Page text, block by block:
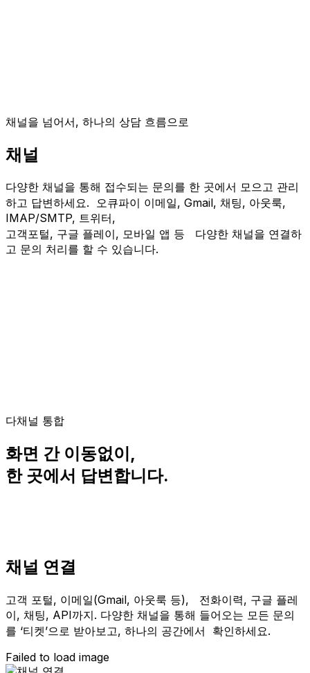
채널을 넘어서, 하나의 상담 흐름으로
채널
다양한 채널을 통해 접수되는 문의를 한 곳에서 모으고 관리
하고 답변하세요. 오큐파이 이메일, Gmail, 채팅, 아웃룩,
IMAP/SMTP, 트위터,
고객포털, 구글 플레이, 모바일 앱 등 다양한 채널을 연결하
고 문의 처리를 할 수 있습니다.
다채널 통합
화면 간 이동없이,
한 곳에서 답변합니다.
채널 연결
고객 포털, 이메일(Gmail, 아웃룩 등), 전화이력, 구글 플레
이, 채팅, API까지. 다양한 채널을 통해 들어오는 모든 문의
를 ‘티켓’으로 받아보고, 하나의 공간에서 확인하세요.
Failed to load image